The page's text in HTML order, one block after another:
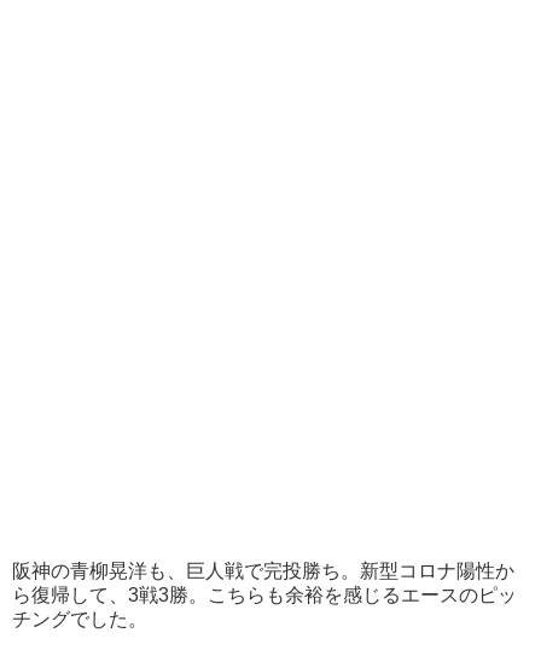
阪神の青柳晃洋も、巨人戦で完投勝ち。新型コロナ陽性か
ら復帰して、3戦3勝。こちらも余裕を感じるエースのピッ
チングでした。